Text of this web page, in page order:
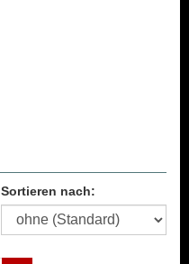
Sortieren nach: